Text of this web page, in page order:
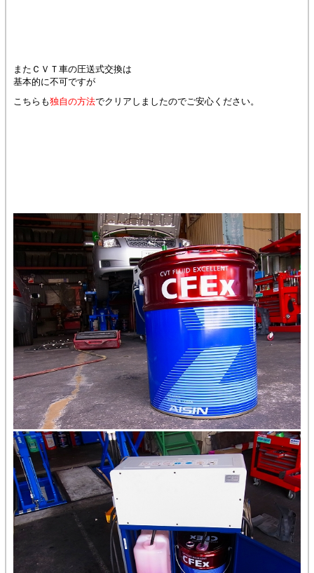
またＣＶＴ車の圧送式交換は
基本的に不可ですが
こちらも独自の方法でクリアしましたのでご安心ください。